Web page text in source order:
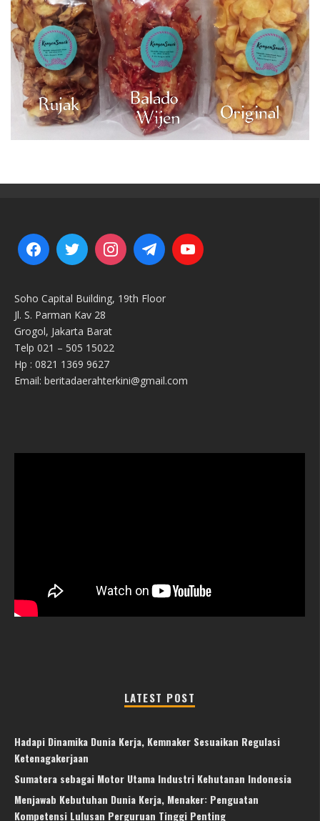
Soho Capital Building, 19th Floor
Jl. S. Parman Kav 28
Grogol, Jakarta Barat
Telp 021 – 505 15022
Hp : 0821 1369 9627
Email: beritadaerahterkini@gmail.com
LATEST POST
Hadapi Dinamika Dunia Kerja, Kemnaker Sesuaikan Regulasi
Ketenagakerjaan
Sumatera sebagai Motor Utama Industri Kehutanan Indonesia
Menjawab Kebutuhan Dunia Kerja, Menaker: Penguatan
Kompetensi Lulusan Perguruan Tinggi Penting